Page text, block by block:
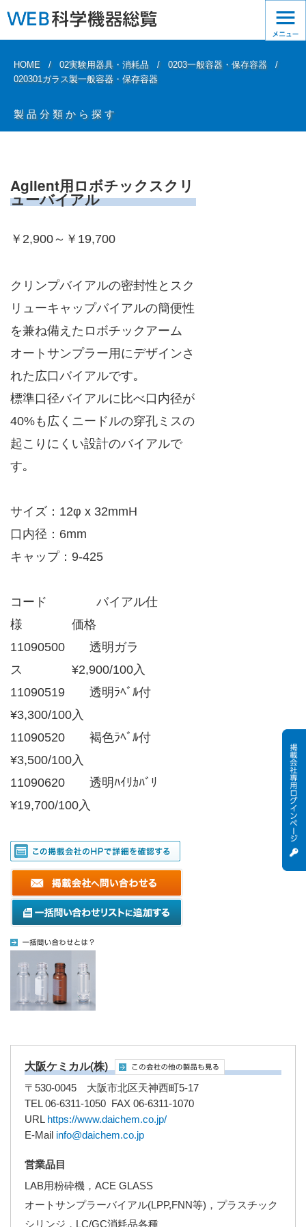
HOME 02実験用器具・消耗品
0203一般容器・保存容器
020301ガラス製一般容器・保存容器
製品分類から探す
Agilent用ロボチックスクリ
ューバイアル
￥2,900～￥19,700
クリンプバイアルの密封性とスク
リューキャップバイアルの簡便性
を兼ね備えたロボチックアーム
オートサンプラー用にデザインさ
れた広口バイアルです｡
標準口径バイアルに比べ口内径が
40%も広くニードルの穿孔ミスの
起こりにくい設計のバイアルで
す｡
サイズ：12φ x 32mmH
口内径：6mm
キャップ：9-425
コード バイアル仕
様 価格
11090500 透明ガラ
ス ¥2,900/100入
11090519 透明ﾗﾍﾞﾙ付
¥3,300/100入
11090520 褐色ﾗﾍﾞﾙ付
¥3,500/100入
11090620 透明ﾊｲﾘｶﾊﾞﾘ
¥19,700/100入
大阪ケミカル(株)
〒530-0045 大阪市北区天神西町5-17
TEL 06-6311-1050 FAX 06-6311-1070
URL https://www.daichem.co.jp/
E-Mail info@daichem.co.jp
営業品目
LAB用粉砕機，ACE GLASS
オートサンプラーバイアル(LPP,FNN等)，プラスチック
シリンジ，LC/GC消耗品各種